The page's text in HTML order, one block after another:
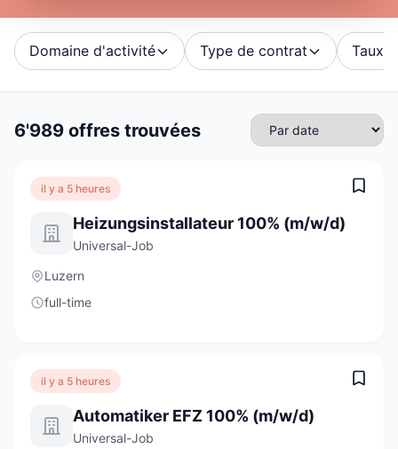
Domaine d'activité Type de contrat Taux
6'989 offres trouvées
il y a 5 heures
Heizungsinstallateur 100% (m/w/d)
Universal-Job
Luzern
full-time
il y a 5 heures
Automatiker EFZ 100% (m/w/d)
Universal-Job